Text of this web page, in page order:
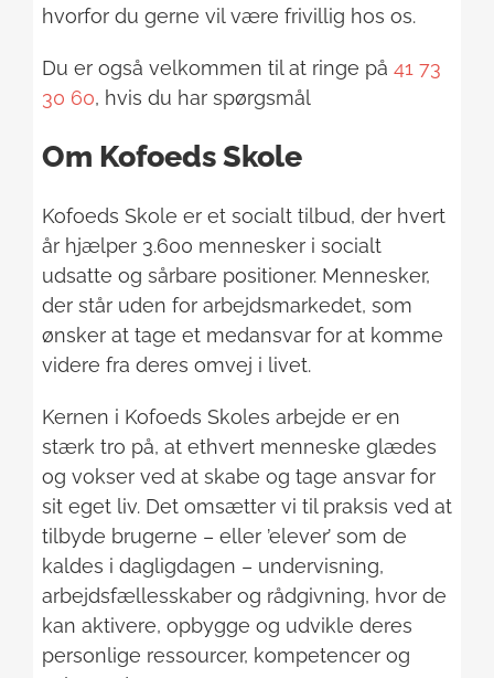
hvorfor du gerne vil være frivillig hos os.
Du er også velkommen til at ringe på 41 73
30 60, hvis du har spørgsmål
Om Kofoeds Skole
Kofoeds Skole er et socialt tilbud, der hvert
år hjælper 3.600 mennesker i socialt
udsatte og sårbare positioner. Mennesker,
der står uden for arbejdsmarkedet, som
ønsker at tage et medansvar for at komme
videre fra deres omvej i livet.
Kernen i Kofoeds Skoles arbejde er en
stærk tro på, at ethvert menneske glædes
og vokser ved at skabe og tage ansvar for
sit eget liv. Det omsætter vi til praksis ved at
tilbyde brugerne – eller ’elever’ som de
kaldes i dagligdagen – undervisning,
arbejdsfællesskaber og rådgivning, hvor de
kan aktivere, opbygge og udvikle deres
personlige ressourcer, kompetencer og